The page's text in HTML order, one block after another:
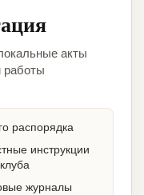
акты
работы
распорядка
инструкции
журналы